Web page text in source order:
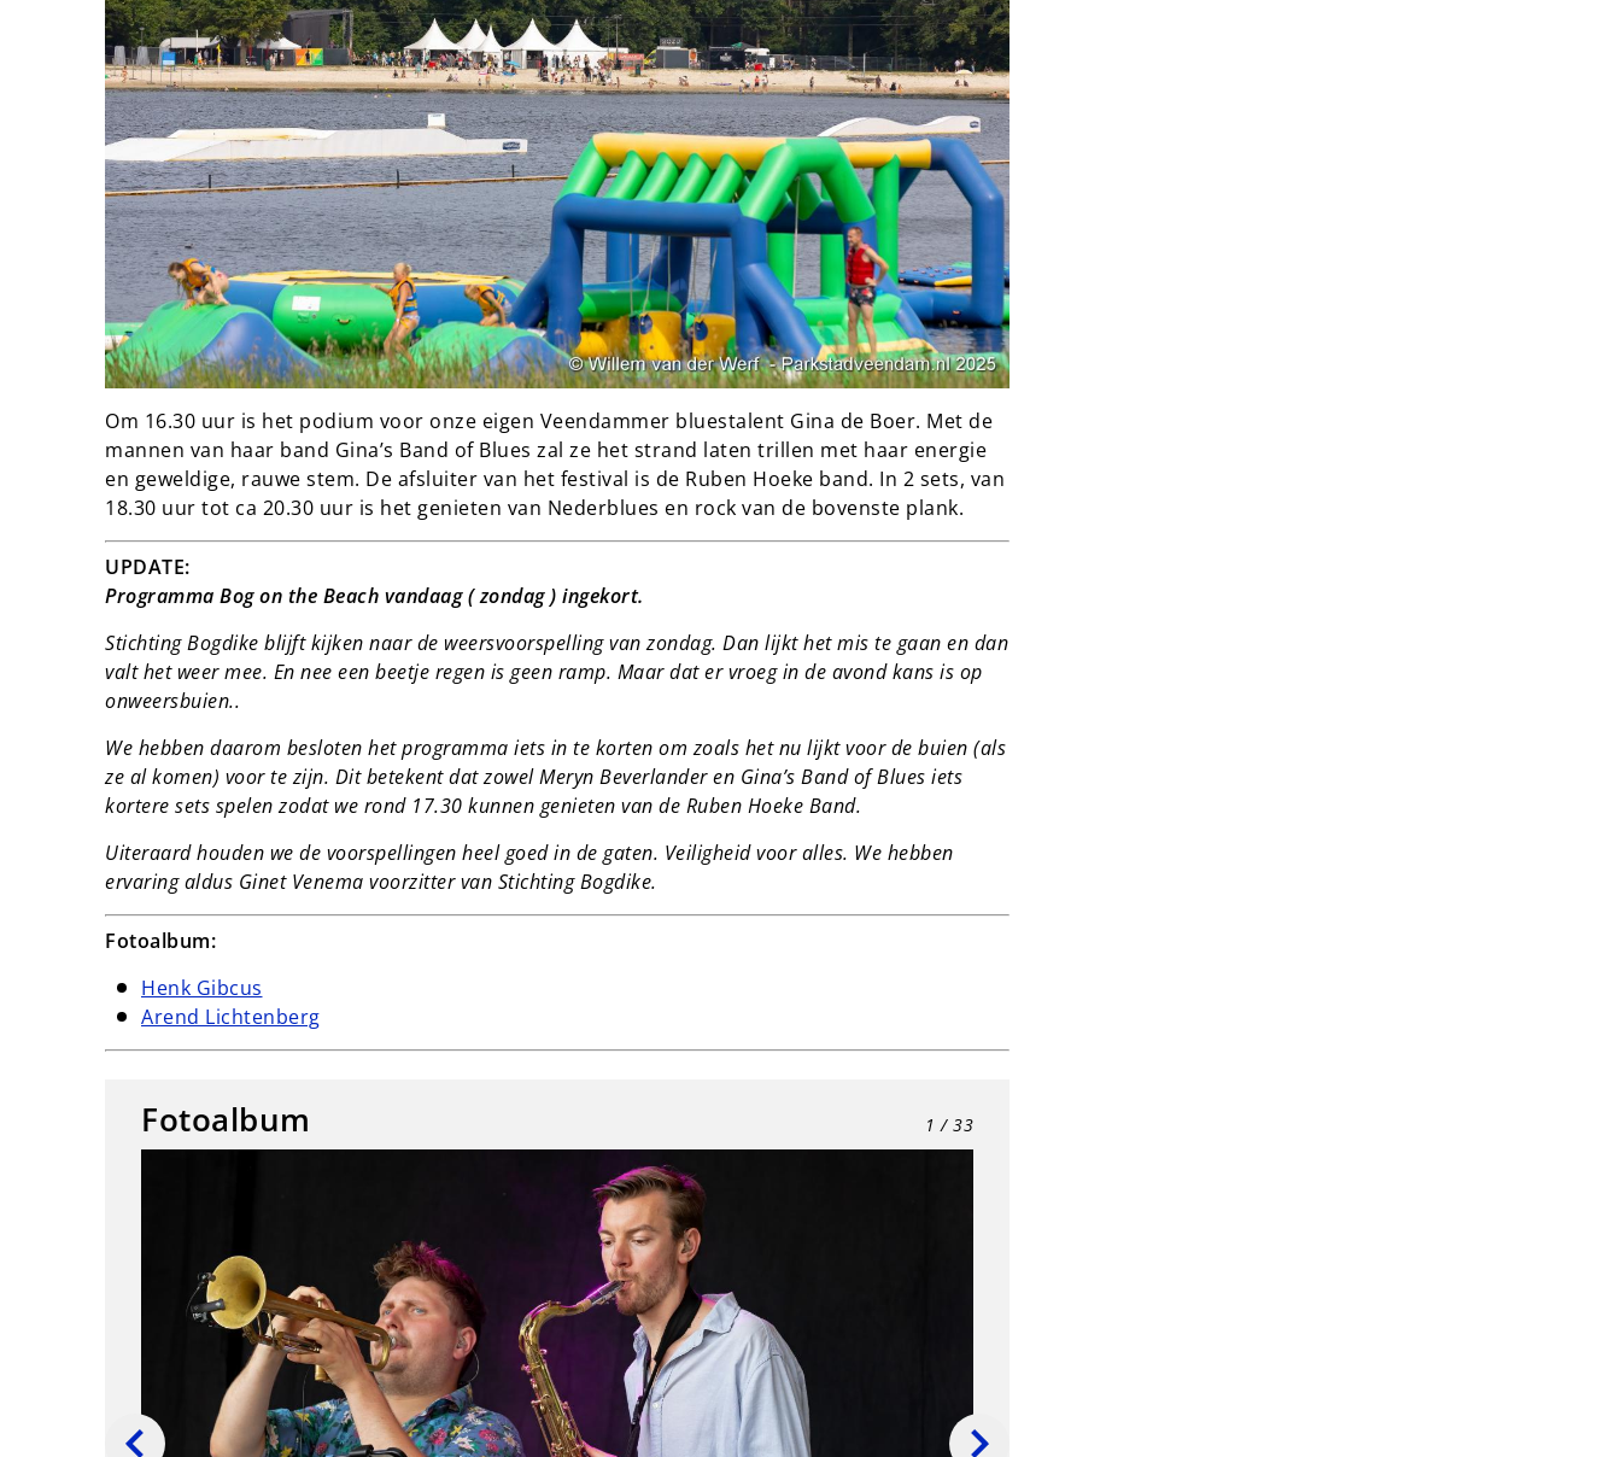
Om 16.30 uur is het podium voor onze eigen Veendammer bluestalent Gina de Boer. Met de
mannen van haar band Gina’s Band of Blues zal ze het strand laten trillen met haar energie
en geweldige, rauwe stem. De afsluiter van het festival is de Ruben Hoeke band. In 2 sets, van
18.30 uur tot ca 20.30 uur is het genieten van Nederblues en rock van de bovenste plank.
UPDATE:
Programma Bog on the Beach vandaag ( zondag ) ingekort.
Stichting Bogdike blijft kijken naar de weersvoorspelling van zondag. Dan lijkt het mis te gaan en dan
valt het weer mee. En nee een beetje regen is geen ramp. Maar dat er vroeg in de avond kans is op
onweersbuien..
We hebben daarom besloten het programma iets in te korten om zoals het nu lijkt voor de buien (als
ze al komen) voor te zijn. Dit betekent dat zowel Meryn Beverlander en Gina’s Band of Blues iets
kortere sets spelen zodat we rond 17.30 kunnen genieten van de Ruben Hoeke Band.
Uiteraard houden we de voorspellingen heel goed in de gaten. Veiligheid voor alles. We hebben
ervaring aldus Ginet Venema voorzitter van Stichting Bogdike.
Fotoalbum:
Henk Gibcus
Arend Lichtenberg
Fotoalbum 1 / 33